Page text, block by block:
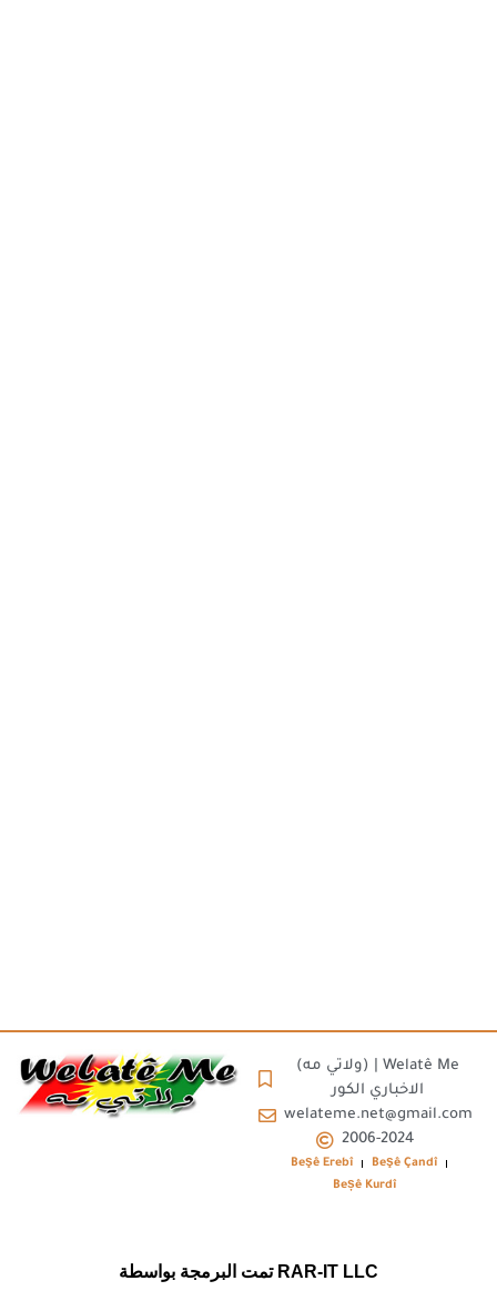
(ولاتي مه) | Welatê Me
الاخباري الكور
welateme.net@gmail.com
2006-2024
Beşê Erebî
Beşê Çandî
Beșê Kurdî
تمت البرمجة بواسطة RAR-IT LLC